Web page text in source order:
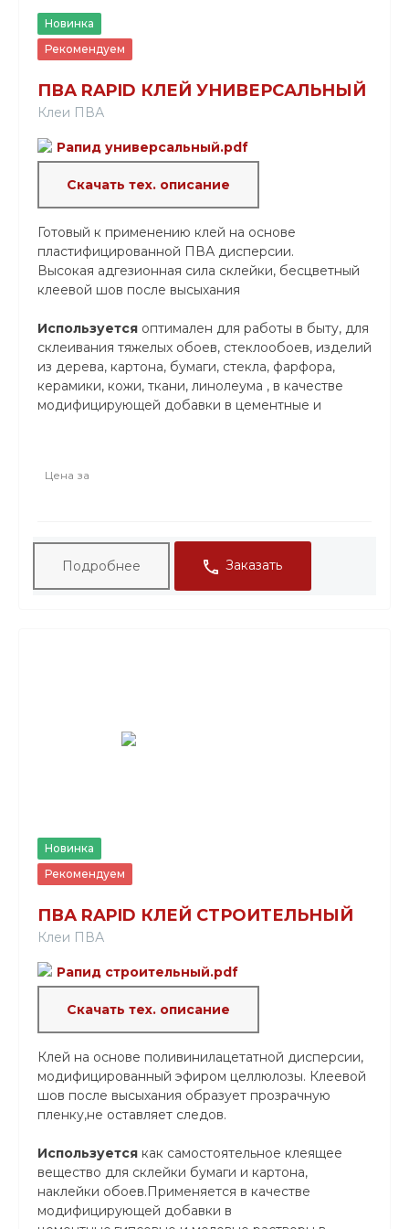
Новинка
Рекомендуем
ПВА RAPID КЛЕЙ УНИВЕРСАЛЬНЫЙ
Клеи ПВА
Рапид универсальный.pdf
Скачать тех. описание
Готовый к применению клей на основе
пластифицированной ПВА дисперсии.
Высокая адгезионная сила склейки, бесцветный
клеевой шов после высыхания
Используется оптимален для работы в быту, для
склеивания тяжелых обоев, стеклообоев, изделий
из дерева, картона, бумаги, стекла, фарфора,
керамики, кожи, ткани, линолеума , в качестве
модифицирующей добавки в цементные и
Цена за
Подробнее Заказать
Новинка
Рекомендуем
ПВА RAPID КЛЕЙ СТРОИТЕЛЬНЫЙ
Клеи ПВА
Рапид строительный.pdf
Скачать тех. описание
Клей на основе поливинилацетатной дисперсии,
модифицированный эфиром целлюлозы. Клеевой
шов после высыхания образует прозрачную
пленку,не оставляет следов.
Используется как самостоятельное клеящее
вещество для склейки бумаги и картона,
наклейки обоев.Применяется в качестве
модифицирующей добавки в